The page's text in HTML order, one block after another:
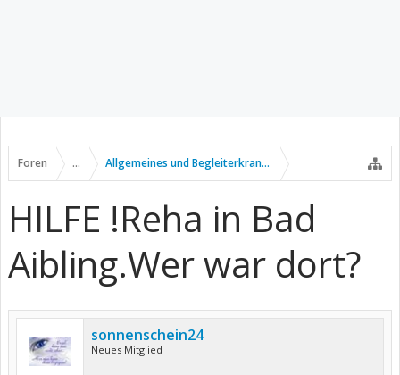
Foren ... Allgemeines und Begleiterkrankungen
HILFE !Reha in Bad
Aibling.Wer war dort?
sonnenschein24
Neues Mitglied